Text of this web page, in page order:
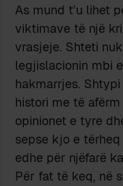
As mund t’u lihet
viktimave të një
vrasjeje. Shteti
legjislacionin mbi
hakmarrjes.
histori me të
opinionet e tyre
sepse kjo e
edhe për njëfarë
Për fat të keq, në